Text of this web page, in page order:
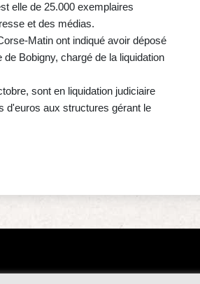
elle de 25.000 exemplaires
et des médias.
Matin ont indiqué avoir déposé
Bobigny, chargé de la liquidation
sont en liquidation judiciaire
d'euros aux structures gérant le